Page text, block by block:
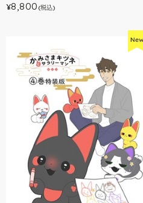
¥8,800 (税込)